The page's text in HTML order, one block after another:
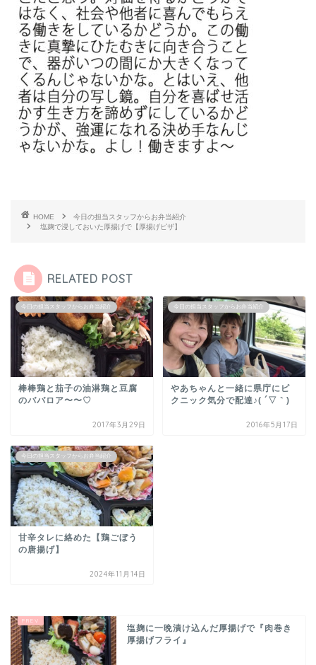
HOME
今日の担当スタッフからお弁当紹介
塩麹で浸しておいた厚揚げで【厚揚げピザ】
RELATED POST
今日の担当スタッフからお弁当紹介
棒棒鶏と茄子の油淋鶏と豆腐
のババロア〜〜♡
2017年3月29日
今日の担当スタッフからお弁当紹介
やあちゃんと一緒に県庁にピ
クニック気分で配達♪( ´▽｀)
2016年5月17日
今日の担当スタッフからお弁当紹介
甘辛タレに絡めた【鶏ごぼう
の唐揚げ】
2024年11月14日
塩麹に一晩漬け込んだ厚揚げで『肉巻き
厚揚げフライ』